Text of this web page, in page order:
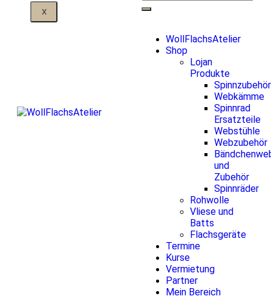
X
WollFlachsAtelier
Shop
Lojan
Produkte
Spinnzubehör
Webkämme
Spinnrad
Ersatzteile
Webstühle
Webzubehör
und
Zubehör
Spinnräder
Rohwolle
Vliese und
Batts
Flachsgeräte
Termine
Kurse
Vermietung
Partner
Mein Bereich